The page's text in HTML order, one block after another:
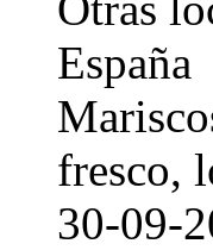
España
fresco,
30-09-